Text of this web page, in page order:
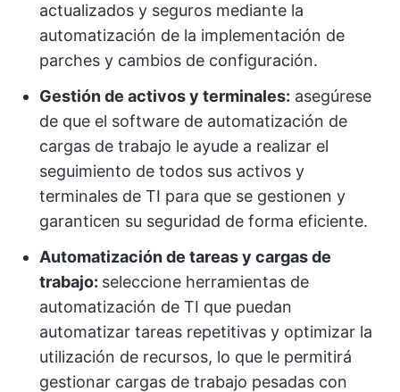
actualizados y seguros mediante la
automatización de la implementación de
parches y cambios de configuración.
Gestión de activos y terminales: asegúrese
de que el software de automatización de
cargas de trabajo le ayude a realizar el
seguimiento de todos sus activos y
terminales de TI para que se gestionen y
garanticen su seguridad de forma eficiente.
Automatización de tareas y cargas de
trabajo: seleccione herramientas de
automatización de TI que puedan
automatizar tareas repetitivas y optimizar la
utilización de recursos, lo que le permitirá
gestionar cargas de trabajo pesadas con